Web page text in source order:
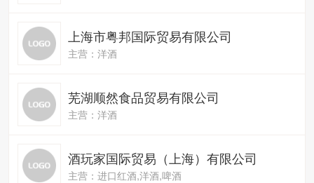
上海市粤邦国际贸易有限公司
主营：洋酒
芜湖顺然食品贸易有限公司
主营：洋酒
酒玩家国际贸易（上海）有限公司
主营：进口红酒,洋酒,啤酒